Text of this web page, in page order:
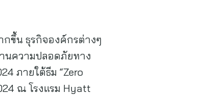
ขึ้น ธุรกิจองค์กรต่างๆ
นความปลอดภัยทาง
ภายใต้ธีม “Zero
ณ โรงแรม Hyatt